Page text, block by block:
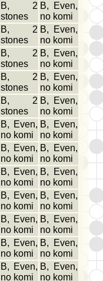
B, 2
stones
B, Even,
no komi
B, 2
stones
B, Even,
no komi
B, 2
stones
B, Even,
no komi
B, 2
stones
B, Even,
no komi
B, 2
stones
B, Even,
no komi
B, Even,
no komi
B, Even,
no komi
B, Even,
no komi
B, Even,
no komi
B, Even,
no komi
B, Even,
no komi
B, Even,
no komi
B, Even,
no komi
B, Even,
no komi
B, Even,
no komi
B, Even,
no komi
B, Even,
no komi
B, Even,
no komi
B, Even,
no komi